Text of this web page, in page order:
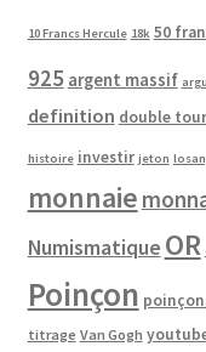
10 Francs Hercule 18k 50
925 argent massif
definition double
histoire investir jeton
monnaie
Numismatique OR
Poinçon
titrage Van Gogh